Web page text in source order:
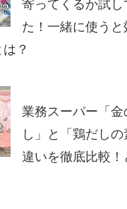
寄ってくるか試し
た！一緒に使うと
？
業務スーパー「金
し」と「鶏だし
違いを徹底比較！